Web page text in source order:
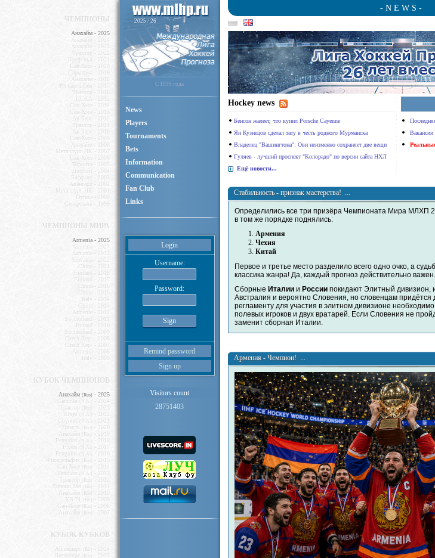
ЧЕМПИОНЫ
Анахайм - 2025
Анахайм - 2024
Анахайм - 2023
Трактор - 2022
Крефельд - 2021
Сан-Хосе - 2020
Сарыарка - 2019
Анахайм - 2018
Филадельфия - 2017
Трактор - 2016
ЦСКА - 2015
Сан-Хосе - 2014
Сан-Хосе - 2013
Ак Барс - 2012
Трактор - 2011
Ак-Барс - 2010
Сан-Хосе - 2009
Анахайм - 2008
Металлург НК - 2007
Сан-Хосе - 2006
Торонто - 2005
Детройт - 2004
Баффало - 2003
Авангард - 2002
Металлург НК - 2001
Оттава - 2000
Северсталь - 1999
ЧЕМПИОНЫ МИРА
Armenia - 2025
Armenia - 2024
Armenia - 2023
Slovakia - 2022
China - 2021
Finland - 2018
Finland - 2017
China - 2016
China - 2015
Italy - 2014
China - 2013
Armenia - 2012
Switzerland - 2011
Iceland - 2010
Switzerland - 2009
Czech Rep. - 2008
Czech Rep. - 2007
Armenia - 2006
Italy - 2005
КУБОК ЧЕМПИОНОВ
Анахайм (Rus) - 2025
Canucks
(N.A.)
- 2024
Трактор
- 2023
Kings
(N.A.)
- 2022
Coyotes
(N.A.)
- 2021
Дизель
(Rus)
- 2020
Анахайм
- 2019
Penguins
(N.A.)
- 2018
Flyers
(N.A.)
- 2017
Penguins
(N.A.)
- 2016
Филадельфия
(Rus)
- 2015
Сан-Хоcе
(Rus)
- 2014
Panthers
(N.A.)
- 2013
Трактор
(Rus)
- 2012
Динамо Мн
- 2011
Анахайм
(Rus)
- 2010
ХВ-71
(Blr)
- 2009
Сан-Хоcе
(Rus)
- 2008
Анахайм
- 2007
КУБОК КУБКОВ
Айлендерс
- 2024
Питтсбург
(Rus)
- 2023
2025 / 26
C 1999 года
News
Players
Tournaments
Bets
Information
Communication
Fan Club
Links
Login
Username:
Password:
Remind password
Sign up
Visitors count
28751403
- N E W S -
Hockey news
Бенсон жалеет, что купил Porsche Cayenne
Ян Кузнецов сделал тату в честь родного Мурманска
Владелец "Вашингтона": Ови неизменно сохраняет две вещи
Гуляев - лучший проспект "Колорадо" по версии сайта НХЛ
Ещё новости...
Вакансии
Стабильность - признак мастерства! ...
Определились все три призёра Чемпионата Мира МЛХП
в том же порядке поднялись:
Армения
Чехия
Китай
Первое и третье место разделило всего одно очко, а
классика жанра! Да, каждый прогноз действительно важен.
Сборные Италии и России покидают Элитный дивизион,
Австралия и вероятно Словения, но словенцам придётся
регламенту для участия в элитном дивизионе
полевых игроков и двух вратарей. Если Словения не
заменит сборная Италии.
Армения - Чемпион! ...